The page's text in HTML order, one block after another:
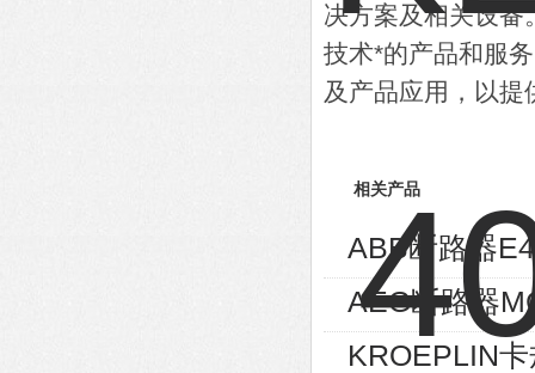
决方案及相关设备
技术*的产品和服
及产品应用，以提
相关产品
ABB断路器
AEG断路器
KROEPLIN